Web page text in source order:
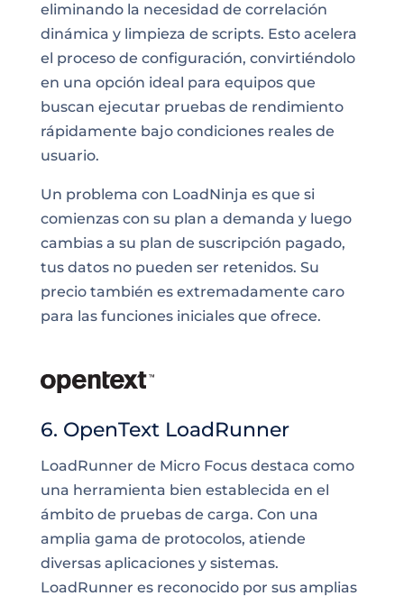
eliminando la necesidad de correlación
dinámica y limpieza de scripts. Esto acelera
el proceso de configuración, convirtiéndolo
en una opción ideal para equipos que
buscan ejecutar pruebas de rendimiento
rápidamente bajo condiciones reales de
usuario.
Un problema con LoadNinja es que si
comienzas con su plan a demanda y luego
cambias a su plan de suscripción pagado,
tus datos no pueden ser retenidos. Su
precio también es extremadamente caro
para las funciones iniciales que ofrece.
6. OpenText LoadRunner
LoadRunner de Micro Focus destaca como
una herramienta bien establecida en el
ámbito de pruebas de carga. Con una
amplia gama de protocolos, atiende
diversas aplicaciones y sistemas.
LoadRunner es reconocido por sus amplias